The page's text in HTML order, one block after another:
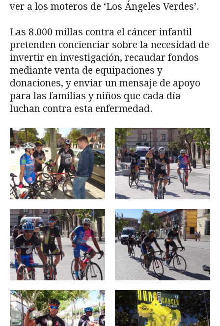
ver a los moteros de ‘Los Ángeles Verdes’.
Las 8.000 millas contra el cáncer infantil
pretenden concienciar sobre la necesidad de
invertir en investigación, recaudar fondos
mediante venta de equipaciones y
donaciones, y enviar un mensaje de apoyo
para las familias y niños que cada día
luchan contra esta enfermedad.